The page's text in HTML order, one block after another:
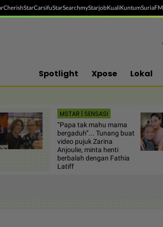
StarCarsifuStarSearchmyStarjobKualiKuntumSuriaFM
Spotlight Xpose Lokal
MSTAR | SENSASI
“Papa tak mahu mama
bergaduh”... Tunang buat
video pujuk Zarina
Anjoulie, minta henti
berbalah dengan Fathia
Latiff